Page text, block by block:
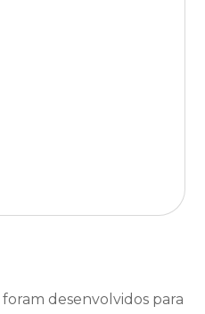
foram desenvolvidos para